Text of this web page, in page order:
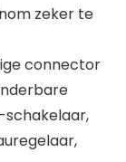
zeker te
connector